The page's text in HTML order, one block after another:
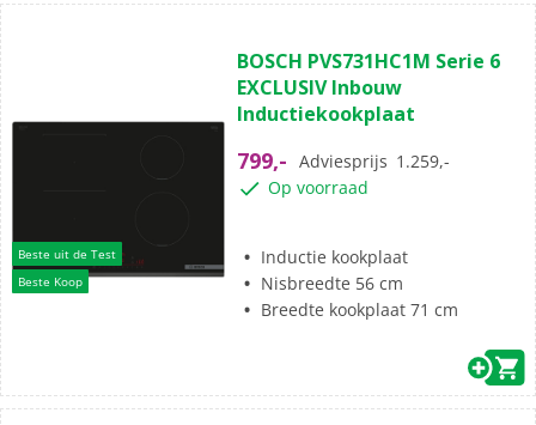
Beste uit de Test
Beste Koop
van
de
5
54
beoordelingen
BOSCH PVS731HC1M Serie 6
EXCLUSIV Inbouw
Inductiekookplaat
799,- Adviesprijs 1.259,-
Op voorraad
Inductie kookplaat
Nisbreedte 56 cm
Breedte kookplaat 71 cm